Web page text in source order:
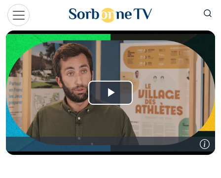
Aller au contenu principal
Panneau de gestion des cookies